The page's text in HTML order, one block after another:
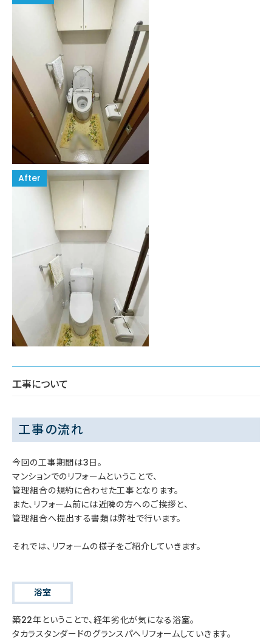
工事について
工事の流れ
今回の工事期間は3日。
マンションでのリフォームということで、
管理組合の規約に合わせた工事となります。
また、リフォーム前には近隣の方へのご挨拶と、
管理組合へ提出する書類は弊社で行います。
それでは、リフォームの様子をご紹介していきます。
浴室
築22年ということで、経年劣化が気になる浴室。
タカラスタンダードのグランスパへリフォームしていきます。